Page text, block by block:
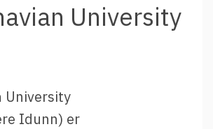
University
University
Idunn) er